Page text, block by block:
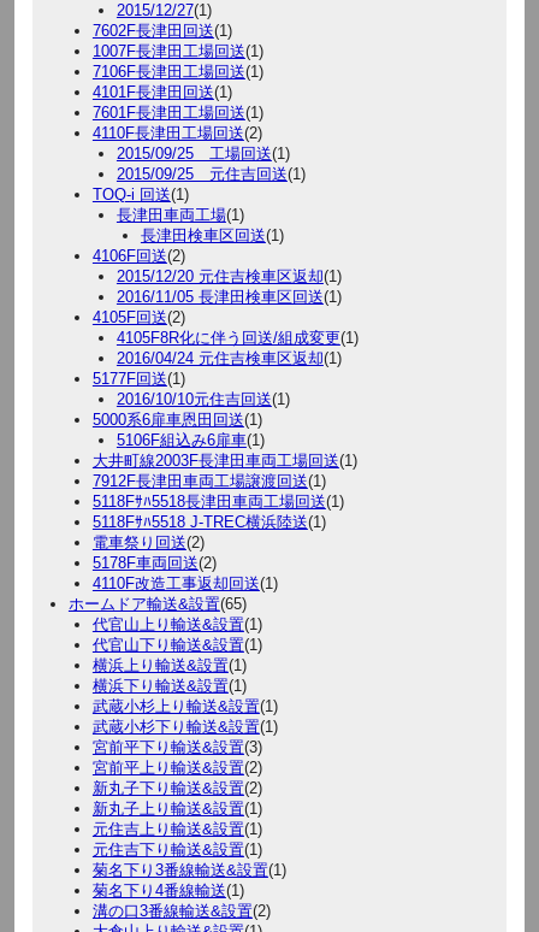
2015/12/27(1)
7602F長津田回送(1)
1007F長津田工場回送(1)
7106F長津田工場回送(1)
4101F長津田回送(1)
7601F長津田工場回送(1)
4110F長津田工場回送(2)
2015/09/25 工場回送(1)
2015/09/25 元住吉回送(1)
TOQ-i 回送(1)
長津田車両工場(1)
長津田検車区回送(1)
4106F回送(2)
2015/12/20 元住吉検車区返却(1)
2016/11/05 長津田検車区回送(1)
4105F回送(2)
4105F8R化に伴う回送/組成変更(1)
2016/04/24 元住吉検車区返却(1)
5177F回送(1)
2016/10/10元住吉回送(1)
5000系6扉車恩田回送(1)
5106F組込み6扉車(1)
大井町線2003F長津田車両工場回送(1)
7912F長津田車両工場譲渡回送(1)
5118Fｻﾊ5518長津田車両工場回送(1)
5118Fｻﾊ5518 J-TREC横浜陸送(1)
電車祭り回送(2)
5178F車両回送(2)
4110F改造工事返却回送(1)
ホームドア輸送&設置(65)
代官山上り輸送&設置(1)
代官山下り輸送&設置(1)
横浜上り輸送&設置(1)
横浜下り輸送&設置(1)
武蔵小杉上り輸送&設置(1)
武蔵小杉下り輸送&設置(1)
宮前平下り輸送&設置(3)
宮前平上り輸送&設置(2)
新丸子下り輸送&設置(2)
新丸子上り輸送&設置(1)
元住吉上り輸送&設置(1)
元住吉下り輸送&設置(1)
菊名下り3番線輸送&設置(1)
菊名下り4番線輸送(1)
溝の口3番線輸送&設置(2)